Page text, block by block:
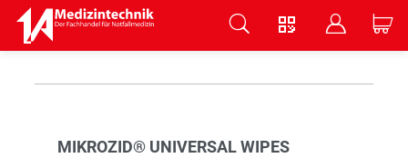
V B C
MIKROZID® UNIVERSAL WIPES